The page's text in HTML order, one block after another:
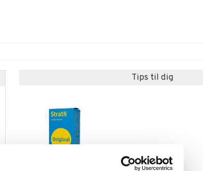
Tips til dig